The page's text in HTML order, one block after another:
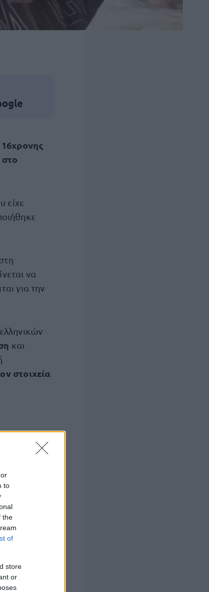
to
the
of
store
or
16χρονης
είχε
να
για την
και
στοιχεία